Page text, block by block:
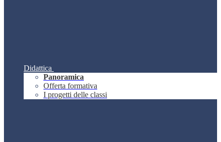
Didattica
Panoramica
Offerta formativa
I progetti delle classi